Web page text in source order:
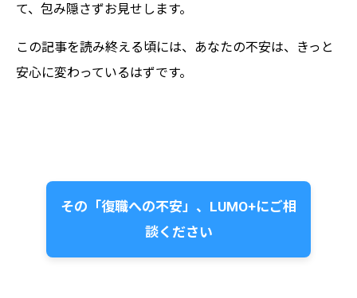
て、包み隠さずお見せします。
この記事を読み終える頃には、あなたの不安は、きっと
安心に変わっているはずです。
その「復職への不安」、LUMO+にご相
談ください